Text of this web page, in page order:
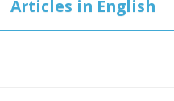
Articles in English